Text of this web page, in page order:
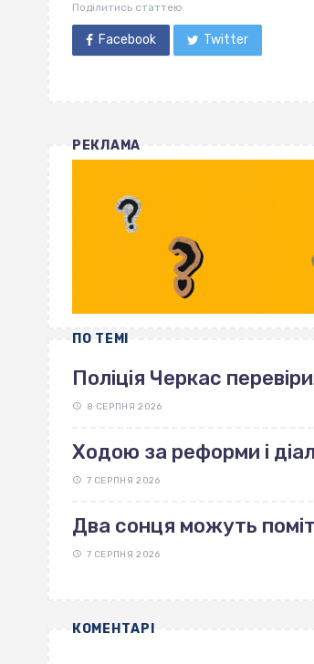
Поділитись статтею
Facebook Twitter
РЕКЛАМА
ПО ТЕМІ
Поліція Черкас
8 СЕРПНЯ 2026
Ходою за реформи і
7 СЕРПНЯ 2026
Два сонця можуть
7 СЕРПНЯ 2026
КОМЕНТАРІ